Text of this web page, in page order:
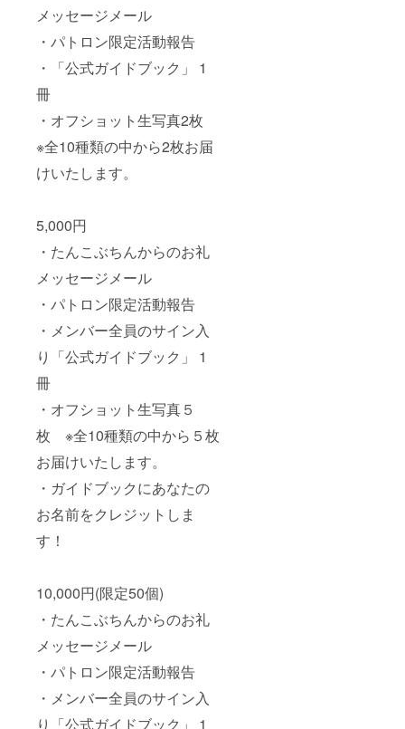
メッセージメール
・パトロン限定活動報告
・「公式ガイドブック」 1
冊
・オフショット生写真2枚
※全10種類の中から2枚お届
けいたします。
5,000円
・たんこぶちんからのお礼
メッセージメール
・パトロン限定活動報告
・メンバー全員のサイン入
り「公式ガイドブック」 1
冊
・オフショット生写真５
枚 ※全10種類の中から５枚
お届けいたします。
・ガイドブックにあなたの
お名前をクレジットしま
す！
10,000円(限定50個)
・たんこぶちんからのお礼
メッセージメール
・パトロン限定活動報告
・メンバー全員のサイン入
り「公式ガイドブック」 1